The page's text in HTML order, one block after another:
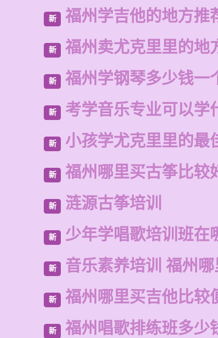
新 福州学吉他的地方推
新 福州卖尤克里里的地
新 福州学钢琴多少钱一
新 考学音乐专业可以学
新 小孩学尤克里里的最
新 福州哪里买古筝比较
新 涟源古筝培训
新 少年学唱歌培训班在
新 音乐素养培训 福州
新 福州哪里买吉他比较
新 福州唱歌排练班多少